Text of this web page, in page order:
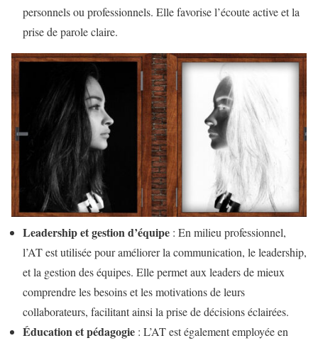
personnels ou professionnels. Elle favorise l’écoute active et la
prise de parole claire.
Leadership et gestion d’équipe : En milieu professionnel,
l’AT est utilisée pour améliorer la communication, le leadership,
et la gestion des équipes. Elle permet aux leaders de mieux
comprendre les besoins et les motivations de leurs
collaborateurs, facilitant ainsi la prise de décisions éclairées.
Éducation et pédagogie : L’AT est également employée en